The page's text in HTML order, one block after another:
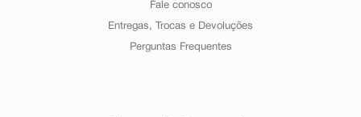
Fale conosco
Entregas, Trocas e Devoluções
Perguntas Frequentes